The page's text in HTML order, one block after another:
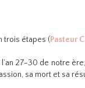
trois étapes (Pasteur
27-30 de notre
sa mort et sa